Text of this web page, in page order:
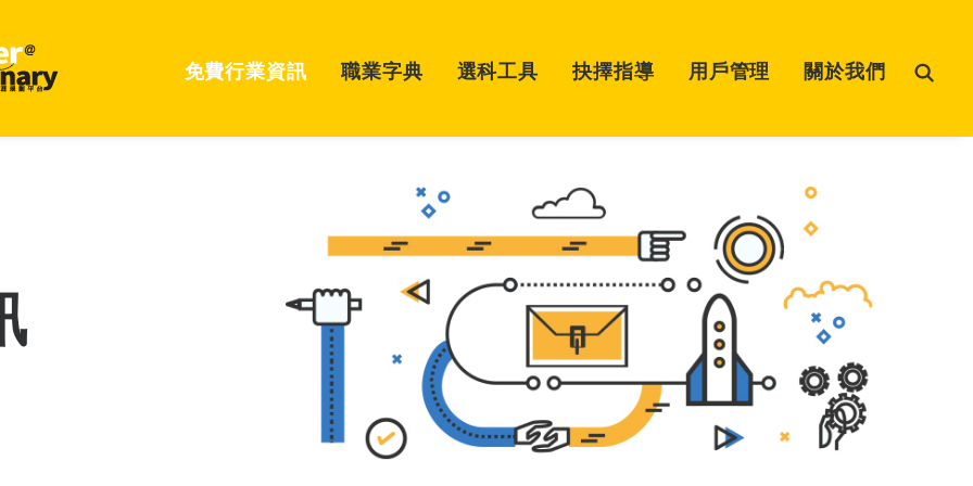
免費行業資訊 職業字典 選科工具 抉擇指導 用戶管理 關於我們